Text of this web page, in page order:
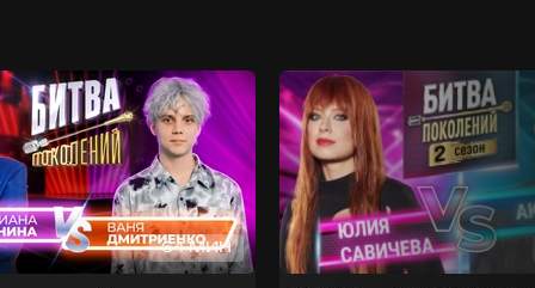
64 МИН